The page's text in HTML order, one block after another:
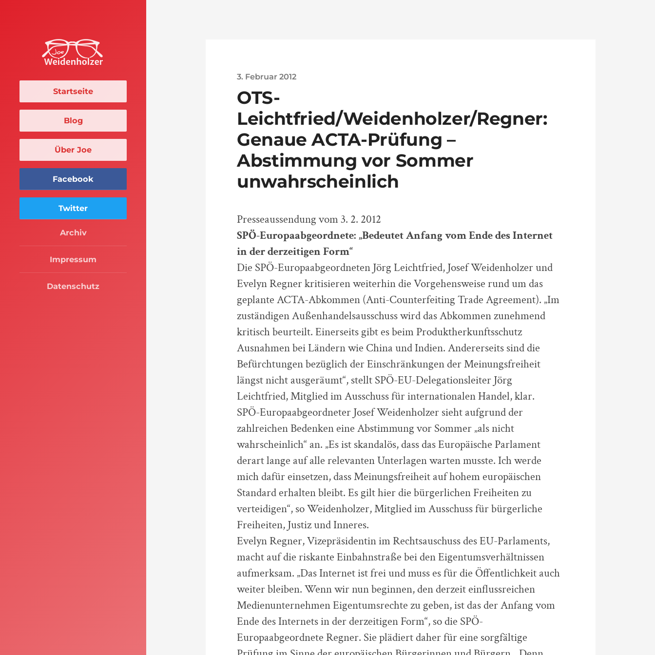
Startseite
Blog
Über Joe
Facebook
Twitter
Archiv
Impressum
Datenschutz
3. Februar 2012
OTS-
Leichtfried/Weidenholzer/Regner:
Genaue ACTA-Prüfung –
Abstimmung vor Sommer
unwahrscheinlich
Presseaussendung vom 3. 2. 2012
SPÖ-Europaabgeordnete: „Bedeutet Anfang vom Ende des Internet
in der derzeitigen Form“
Die SPÖ-Europaabgeordneten Jörg Leichtfried, Josef Weidenholzer und
Evelyn Regner kritisieren weiterhin die Vorgehensweise rund um das
geplante ACTA-Abkommen (Anti-Counterfeiting Trade Agreement). „Im
zuständigen Außenhandelsausschuss wird das Abkommen zunehmend
kritisch beurteilt. Einerseits gibt es beim Produktherkunftsschutz
Ausnahmen bei Ländern wie China und Indien. Andererseits sind die
Befürchtungen bezüglich der Einschränkungen der Meinungsfreiheit
längst nicht ausgeräumt“, stellt SPÖ-EU-Delegationsleiter Jörg
Leichtfried, Mitglied im Ausschuss für internationalen Handel, klar.
SPÖ-Europaabgeordneter Josef Weidenholzer sieht aufgrund der
zahlreichen Bedenken eine Abstimmung vor Sommer „als nicht
wahrscheinlich“ an. „Es ist skandalös, dass das Europäische Parlament
derart lange auf alle relevanten Unterlagen warten musste. Ich werde
mich dafür einsetzen, dass Meinungsfreiheit auf hohem europäischen
Standard erhalten bleibt. Es gilt hier die bürgerlichen Freiheiten zu
verteidigen“, so Weidenholzer, Mitglied im Ausschuss für bürgerliche
Freiheiten, Justiz und Inneres.
Evelyn Regner, Vizepräsidentin im Rechtsauschuss des EU-Parlaments,
macht auf die riskante Einbahnstraße bei den Eigentumsverhältnissen
aufmerksam. „Das Internet ist frei und muss es für die Öffentlichkeit auch
weiter bleiben. Wenn wir nun beginnen, den derzeit einflussreichen
Medienunternehmen Eigentumsrechte zu geben, ist das der Anfang vom
Ende des Internets in der derzeitigen Form“, so die SPÖ-
Europaabgeordnete Regner. Sie plädiert daher für eine sorgfältige